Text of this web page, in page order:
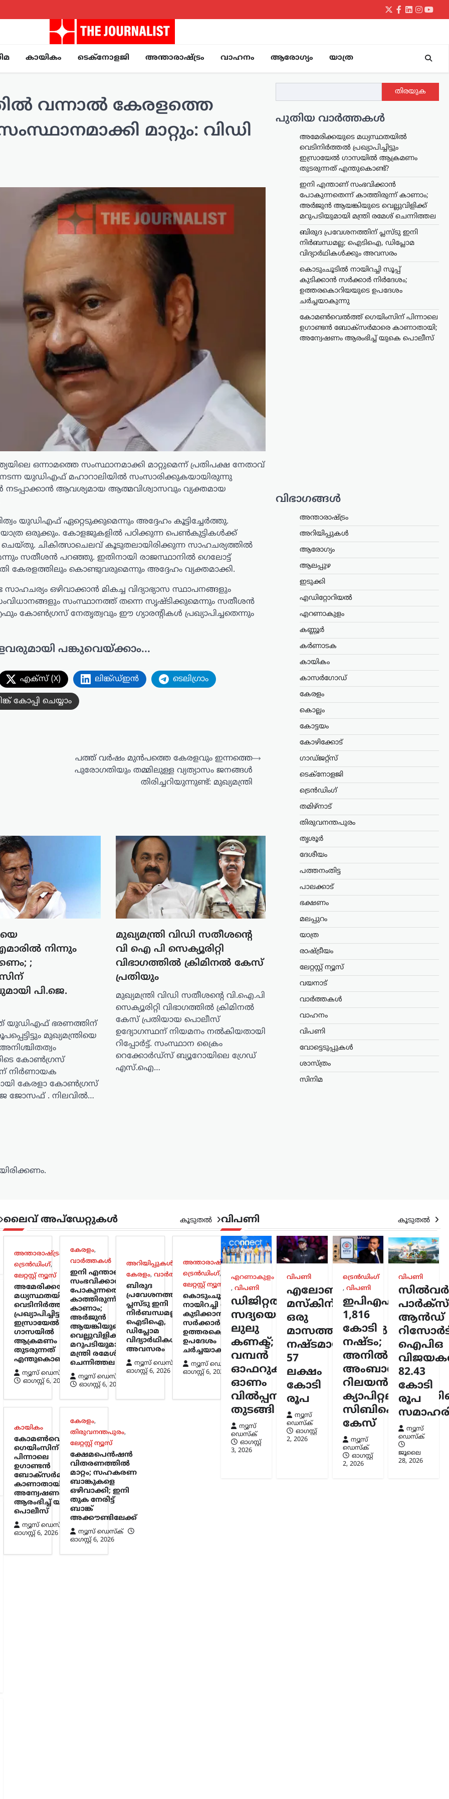
Twitter
Facebook
LinkedIn
കായികം ടെക്നോളജി അന്താരാഷ്ട്രം വാഹനം ആരോഗ്യം യാത്ര
വന്നാല്‍ കേരളത്തെ
മാറ്റും: വിഡി
ഒന്നാമത്തെ സംസ്ഥാനമാക്കി മാറ്റുമെന്ന് പ്രതിപക്ഷ നേതാവ്
നടന്ന യുഡിഎഫ് മഹാറാലിയിൽ സംസാരിക്കുകയായിരുന്നു
നടപ്പാക്കാൻ ആവശ്യമായ ആത്മവിശ്വാസവും വ്യക്തമായ
യുഡിഎഫ് ഏറ്റെടുക്കുമെന്നും അദ്ദേഹം കൂട്ടിച്ചേർത്തു.
ഒരുക്കും. കോളജുകളിൽ പഠിക്കുന്ന പെൺകുട്ടികൾക്ക്
ചെയ്തു. ചികിത്സാചെലവ് കൂടുതലായിരിക്കുന്ന സാഹചര്യത്തിൽ
സതീശൻ പറഞ്ഞു. ഇതിനായി രാജസ്ഥാനിൽ ഗെലോട്ട്
കേരളത്തിലും കൊണ്ടുവരുമെന്നും അദ്ദേഹം വ്യക്തമാക്കി.
ഒഴിവാക്കാൻ മികച്ച വിദ്യാഭ്യാസ സ്ഥാപനങ്ങളും
സംസ്ഥാനത്ത് തന്നെ സൃഷ്ടിക്കുമെന്നും സതീശൻ
നേതൃത്വവും ഈ ഗ്യാരന്റികള്‍ പ്രഖ്യാപിച്ചതെന്നും
പങ്കുവെയ്ക്കാം...
എക്സ് (X) ലിങ്ക്ഡ്ഇൻ ടെലിഗ്രാം
കോപ്പി ചെയ്യാം
പത്ത് വർഷം മുൻപത്തെ കേരളവും ഇന്നത്തെ
പുരോഗതിയും തമ്മിലുള്ള വ്യത്യാസം ജനങ്ങൾ
തിരിച്ചറിയുന്നുണ്ട്: മുഖ്യമന്ത്രി
⟶
നിന്നും
;
പി.ജെ.
യുഡിഎഫ് ഭരണത്തിന്
മുഖ്യമന്ത്രിയെ
കോൺഗ്രസ്
നിർണായക
കേരളാ കോൺഗ്രസ്
ജോസഫ് . നിലവിൽ…
മുഖ്യമന്ത്രി വിഡി സതീശന്റെ
വി ഐ പി സെക്യൂരിറ്റി
വിഭാഗത്തിൽ ക്രിമിനൽ കേസ്
പ്രതിയും
മുഖ്യമന്ത്രി വിഡി സതീശന്റെ വി.ഐ.പി
സെക്യൂരിറ്റി വിഭാഗത്തിൽ ക്രിമിനൽ
കേസ് പ്രതിയായ പൊലീസ്
ഉദ്യോഗസ്ഥന് നിയമനം നൽകിയതായി
റിപ്പോർട്ട്. സംസ്ഥാന ക്രൈം
റെക്കോർഡ്സ് ബ്യൂറോയിലെ ഗ്രേഡ്
എസ്.ഐ…
തിരയുക
പുതിയ വാർത്തകൾ
അമേരിക്കയുടെ മധ്യസ്ഥതയിൽ
വെടിനിർത്തൽ പ്രഖ്യാപിച്ചിട്ടും
ഇസ്രായേൽ ഗാസയിൽ ആക്രമണം
തുടരുന്നത് എന്തുകൊണ്ട്?
ഇനി എന്താണ് സംഭവിക്കാൻ
പോകുന്നതെന്ന് കാത്തിരുന്ന് കാണാം;
അർജുൻ ആയങ്കിയുടെ വെല്ലുവിളിക്ക്
മറുപടിയുമായി മന്ത്രി രമേശ് ചെന്നിത്തല
ബിരുദ പ്രവേശനത്തിന് പ്ലസ്ടു ഇനി
നിർബന്ധമല്ല; ഐടിഐ, ഡിപ്ലോമ
വിദ്യാർഥികൾക്കും അവസരം
കൊടുംചൂടിൽ നായിറച്ചി സൂപ്പ്
കുടിക്കാൻ സർക്കാർ നിർദേശം;
ഉത്തരകൊറിയയുടെ ഉപദേശം
ചർച്ചയാകുന്നു
കോമൺവെൽത്ത് ഗെയിംസിന് പിന്നാലെ
ഉഗാണ്ടൻ ബോക്സർമാരെ കാണാതായി;
അന്വേഷണം ആരംഭിച്ച് യുകെ പൊലീസ്
വിഭാഗങ്ങൾ
അന്താരാഷ്ട്രം
അറിയിപ്പുകൾ
ആരോഗ്യം
ആലപ്പുഴ
ഇടുക്കി
എഡിറ്റോറിയൽ
എറണാകുളം
കണ്ണൂർ
കർണാടക
കായികം
കാസർഗോഡ്
കേരളം
കൊല്ലം
കോട്ടയം
കോഴിക്കോട്
ഗാഡ്ജറ്റ്സ്
ടെക്നോളജി
ട്രെൻഡിംഗ്
തമിഴ്നാട്
തിരുവനന്തപുരം
തൃശൂർ
ദേശീയം
പത്തനംതിട്ട
പാലക്കാട്
ഭക്ഷണം
മലപ്പുറം
യാത്ര
രാഷ്ട്രീയം
ലേറ്റസ്റ്റ് ന്യൂസ്
വയനാട്
വാർത്തകൾ
വാഹനം
വിപണി
വോട്ടെടുപ്പുകൾ
ശാസ്ത്രം
സിനിമ
ലൈവ് അപ്‌ഡേറ്റുകൾ കൂടുതൽ
അന്താരാഷ്ട്രം
ട്രെൻഡിംഗ്,
ലേറ്റസ്റ്റ് ന്യൂസ്
അമേരിക്കയുടെ
മധ്യസ്ഥതയിൽ
വെടിനിർത്തൽ
പ്രഖ്യാപിച്ചിട്ടും
ഇസ്രായേൽ
ഗാസയിൽ
ആക്രമണം
തുടരുന്നത്
എന്തുകൊണ്ട്?
ന്യൂസ് ഡെസ്ക്
ഓഗസ്റ്റ്‌ 6, 2026
കേരളം,
വാർത്തകൾ
ഇനി എന്താണ്
സംഭവിക്കാൻ
പോകുന്നതെന്ന്
കാത്തിരുന്ന്
കാണാം;
അർജുൻ
ആയങ്കിയുടെ
വെല്ലുവിളിക്ക്
മറുപടിയുമായി
മന്ത്രി രമേശ്
ചെന്നിത്തല
ന്യൂസ് ഡെസ്ക്
ഓഗസ്റ്റ്‌ 6, 2026
അറിയിപ്പുകൾ
കേരളം,വാർത്തകൾ
ബിരുദ
പ്രവേശനത്തിന്
പ്ലസ്ടു ഇനി
നിർബന്ധമല്ല;
ഐടിഐ,
ഡിപ്ലോമ
വിദ്യാർഥികൾക്കും
അവസരം
ന്യൂസ് ഡെസ്ക്
ഓഗസ്റ്റ്‌ 6, 2026
അന്താരാഷ്ട്രം,
ട്രെൻഡിംഗ്,
ലേറ്റസ്റ്റ് ന്യൂസ്
കൊടുംചൂടിൽ
നായിറച്ചി സൂപ്പ്
കുടിക്കാൻ
സർക്കാർ നിർദേശം;
ഉത്തരകൊറിയയുടെ
ഉപദേശം
ചർച്ചയാകുന്നു
ന്യൂസ് ഡെസ്ക്
ഓഗസ്റ്റ്‌ 6, 2026
കായികം
കോമൺവെൽത്ത്
ഗെയിംസിന്
പിന്നാലെ
ഉഗാണ്ടൻ
ബോക്സർമാരെ
കാണാതായി;
അന്വേഷണം
ആരംഭിച്ച് യുകെ
പൊലീസ്
ന്യൂസ് ഡെസ്ക്
ഓഗസ്റ്റ്‌ 6, 2026
കേരളം,
തിരുവനന്തപുരം,
ലേറ്റസ്റ്റ് ന്യൂസ്
ക്ഷേമപെൻഷൻ
വിതരണത്തിൽ
മാറ്റം; സഹകരണ
ബാങ്കുകളെ
ഒഴിവാക്കി; ഇനി
തുക നേരിട്ട്
ബാങ്ക്
അക്കൗണ്ടിലേക്ക്
ന്യൂസ് ഡെസ്ക്
ഓഗസ്റ്റ്‌ 6, 2026
വിപണി കൂടുതൽ
എറണാകുളം
,വിപണി
ഡിജിറ്റൽ
സദ്യയൊരുക്കി
ലുലു
കണക്ട്;
വമ്പൻ
ഓഫറുകളുമായി
ഓണം
വിൽപ്പന
തുടങ്ങി
ന്യൂസ്
ഡെസ്ക്
ഓഗസ്റ്റ്‌
3, 2026
വിപണി
എലോൺ
മസ്കിന്
ഒരു
മാസത്തിനുള്ളിൽ
നഷ്ടമായത്
57
ലക്ഷം
കോടി
രൂപ
ന്യൂസ്
ഡെസ്ക്
ഓഗസ്റ്റ്‌
2, 2026
ട്രെൻഡിംഗ്
, വിപണി
ഇപിഎഫ്ഒയ്ക്ക്
1,816
കോടി
നഷ്ടം;
അനിൽ
അംബാനിക്കും
റിലയൻസ്
സിബിഐ
കേസ്
ന്യൂസ്
ഡെസ്ക്
ഓഗസ്റ്റ്‌
2, 2026
വിപണി
പാർക്സ്
ആൻഡ്
ഐപിഒ
82.43
കോടി
രൂപ
ന്യൂസ്
ഡെസ്ക്
ജൂലൈ
28, 2026